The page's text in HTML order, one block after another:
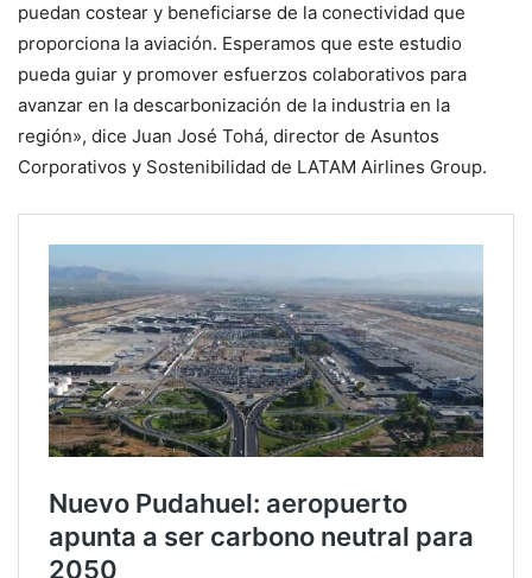
puedan costear y beneficiarse de la conectividad que
proporciona la aviación. Esperamos que este estudio
pueda guiar y promover esfuerzos colaborativos para
avanzar en la descarbonización de la industria en la
región», dice Juan José Tohá, director de Asuntos
Corporativos y Sostenibilidad de LATAM Airlines Group.